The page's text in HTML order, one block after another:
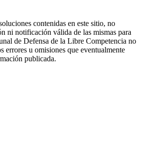
contenidas en este sitio, no
ni notificación válida de las mismas para
de Defensa de la Libre Competencia no
errores u omisiones que eventualmente
publicada.